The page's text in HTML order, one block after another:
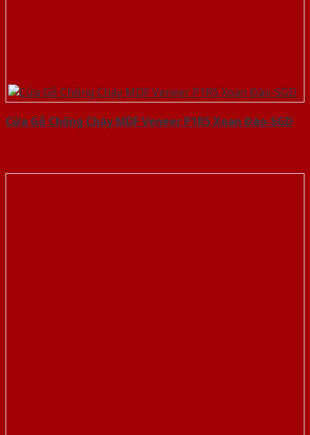
Cửa Gỗ Chống Cháy MDF Veneer P1R5 Xoan Đào-SGD